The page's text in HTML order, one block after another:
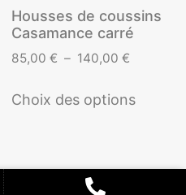
Housses de coussins
Casamance carré
85,00 € – 140,00 €
Choix des options